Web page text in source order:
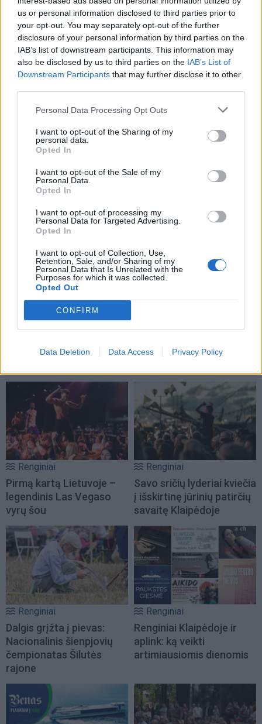
us or personal information disclosed to third parties prior to
your opt-out. You may separately opt-out of the further
disclosure of your personal information by third parties on the
IAB’s list of downstream participants. This information may
also be disclosed by us to third parties on the IAB’s List of
Downstream Participants that may further disclose it to other
Personal Data Processing Opt Outs
I want to opt-out of the Sharing of my
personal data.
Opted In
I want to opt-out of the Sale of my
Personal Data.
Opted In
I want to opt-out of processing my
Personal Data for Targeted Advertising.
Opted In
I want to opt-out of Collection, Use,
Retention, Sale, and/or Sharing of my
Personal Data that Is Unrelated with the
Purposes for which it was collected.
Opted Out
CONFIRM
Data Deletion Data Access Privacy Policy
This site is protected by
Privacy Policy
Terms of
Serviceapply.
TAIP PAT SKAITYKITE
Renginiai
Pirmą kartą Lietuvoje –
legendinis Las Vegaso
vyrų šou
Renginiai
Savo sričių lyderiai kviečia
į išskirtinę jūrinių patirčių
savaitę Klaipėdoje
Renginiai
Dalgis grįžta į pievas:
Nacionalinis šienpjovių
čempionatas Šilutės
rajone
Renginiai
Renginiai Klaipėdoje ir
aplink: ką veikti
artimiausiomis dienomis